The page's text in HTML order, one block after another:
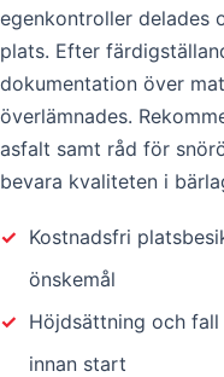
egenkontroller delades
plats. Efter
dokumentation över
överlämnades.
asfalt samt råd för
bevara kvaliteten i
✓ Kostnadsfri
önskemål
✓ Höjdsättning och
innan start